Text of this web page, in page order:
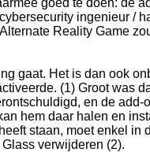
goed te doen: de
ingenieur /
Reality Game
gaat. Het is dan ook
(1) Groot was
en de add-
hem daar halen en
staan, moet enkel in
verwijderen (2).